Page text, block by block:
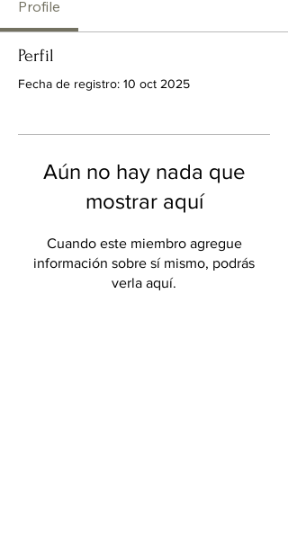
Profile
Perfil
Fecha de registro: 10 oct 2025
Aún no hay nada que
mostrar aquí
Cuando este miembro agregue
información sobre sí mismo, podrás
verla aquí.